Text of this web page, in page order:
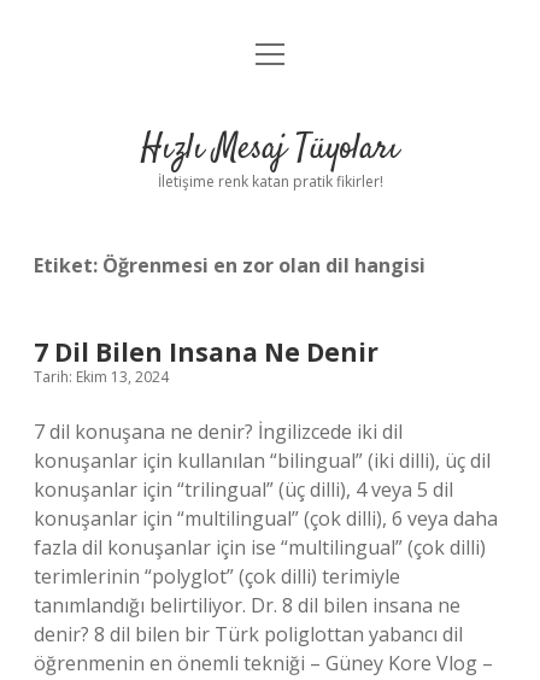
Anasayfa
Yasal Uyarı
menüyü
Hızlı Mesaj Tüyoları
İletişime renk katan pratik fikirler!
Etiket: Öğrenmesi en zor olan dil hangisi
7 Dil Bilen Insana Ne Denir
Tarih: Ekim 13, 2024
7 dil konuşana ne denir? İngilizcede iki dil
konuşanlar için kullanılan “bilingual” (iki dilli), üç dil
konuşanlar için “trilingual” (üç dilli), 4 veya 5 dil
konuşanlar için “multilingual” (çok dilli), 6 veya daha
fazla dil konuşanlar için ise “multilingual” (çok dilli)
terimlerinin “polyglot” (çok dilli) terimiyle
tanımlandığı belirtiliyor. Dr. 8 dil bilen insana ne
denir? 8 dil bilen bir Türk poliglottan yabancı dil
öğrenmenin en önemli tekniği – Güney Kore Vlog –